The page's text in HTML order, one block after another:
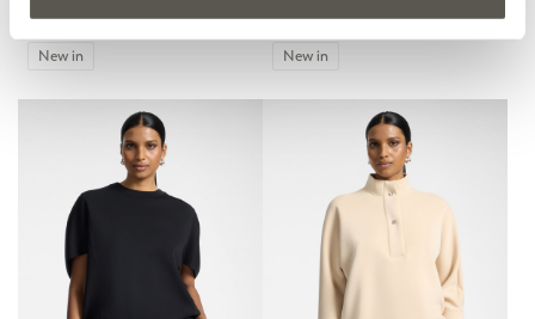
New in
New in